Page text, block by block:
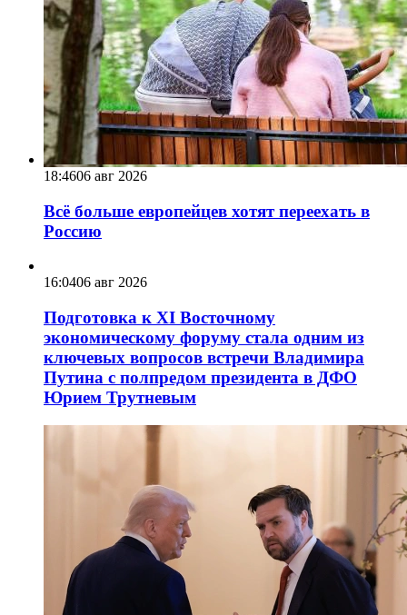
18:4606 авг 2026
Всё больше европейцев хотят переехать в
Россию
16:0406 авг 2026
Подготовка к XI Восточному
экономическому форуму стала одним из
ключевых вопросов встречи Владимира
Путина с полпредом президента в ДФО
Юрием Трутневым